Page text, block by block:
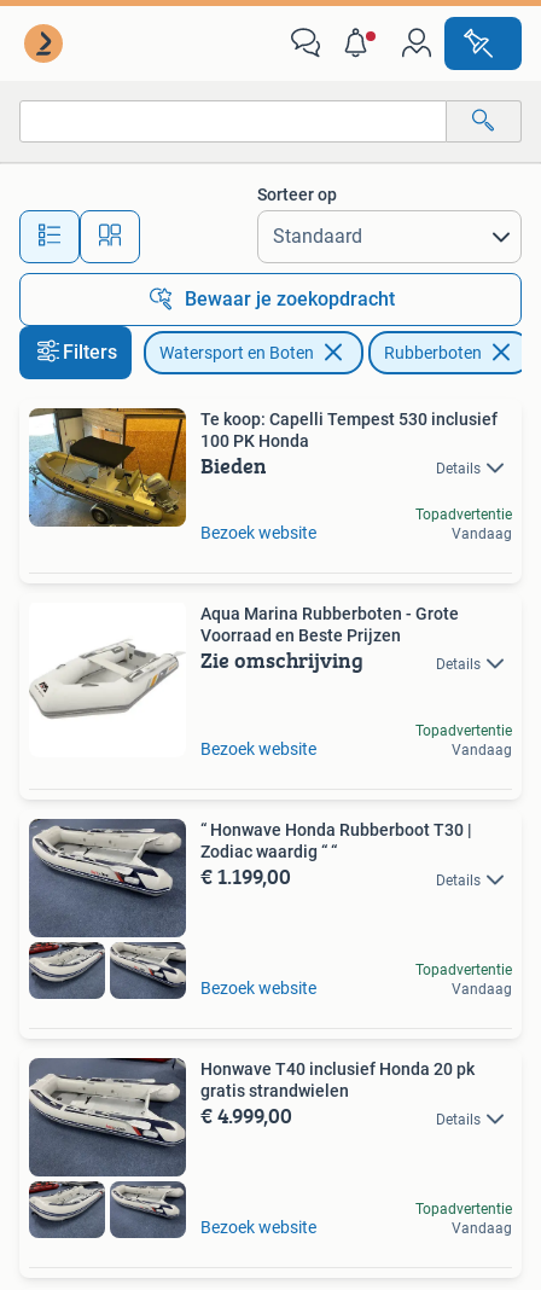
Alle afstanden…
Sorteer op
Bewaar je zoekopdracht
Filters Watersport en Boten Rubberboten
Te koop: Capelli Tempest 530 inclusief
100 PK Honda
Bieden Details
Bezoek website
Topadvertentie
Vandaag
Aqua Marina Rubberboten - Grote
Voorraad en Beste Prijzen
Zie omschrijving Details
Bezoek website
Topadvertentie
Vandaag
“ Honwave Honda Rubberboot T30 |
Zodiac waardig “ “
€ 1.199,00 Details
Bezoek website
Topadvertentie
Vandaag
Honwave T40 inclusief Honda 20 pk
gratis strandwielen
€ 4.999,00 Details
Bezoek website
Topadvertentie
Vandaag